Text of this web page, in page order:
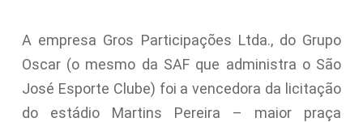
A empresa Gros Participações Ltda., do Grupo
Oscar (o mesmo da SAF que administra o São
José Esporte Clube) foi a vencedora da licitação
do estádio Martins Pereira – maior praça